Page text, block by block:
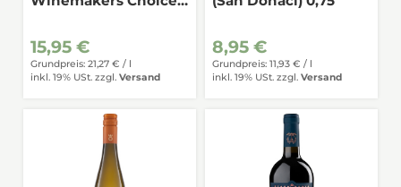
0,75
15,95 €
Grundpreis: 21,27 € / l
inkl. 19% USt. zzgl. Versand
8,95 €
Grundpreis: 11,93 € / l
inkl. 19% USt. zzgl. Versand